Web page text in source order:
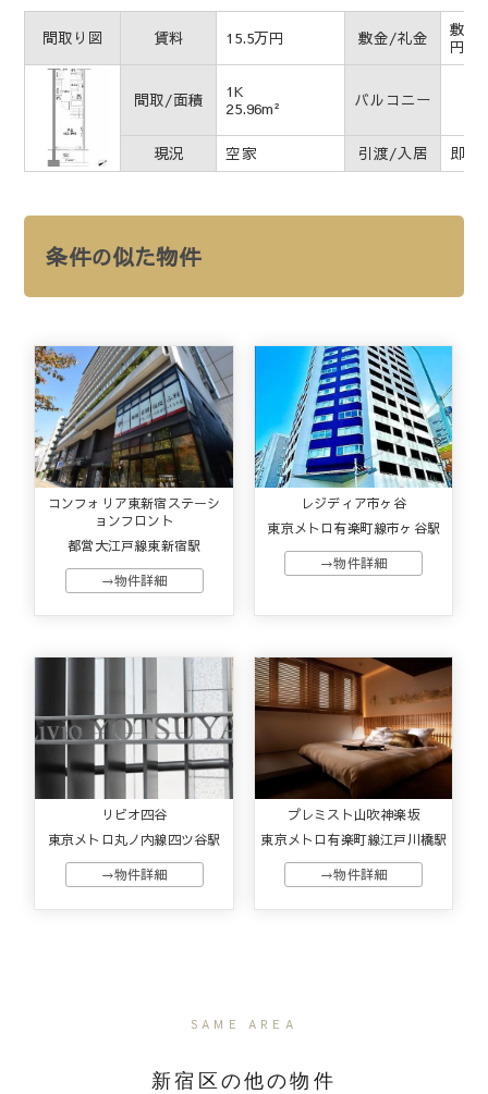
間取り図 賃料 15.5万円 敷金/礼金
敷金
円
間取/面積
1K
25.96m²
バルコニー
現況 空家 引渡/入居 即時
条件の似た物件
コンフォリア東新宿ステーシ
ョンフロント
都営大江戸線東新宿駅
→物件詳細
レジディア市ヶ谷
東京メトロ有楽町線市ヶ谷駅
→物件詳細
リビオ四谷
東京メトロ丸ノ内線四ツ谷駅
→物件詳細
プレミスト山吹神楽坂
東京メトロ有楽町線江戸川橋駅
→物件詳細
SAME AREA
新宿区の他の物件